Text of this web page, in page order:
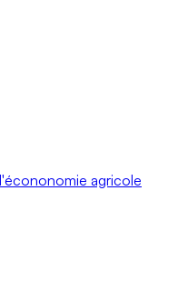
agricole